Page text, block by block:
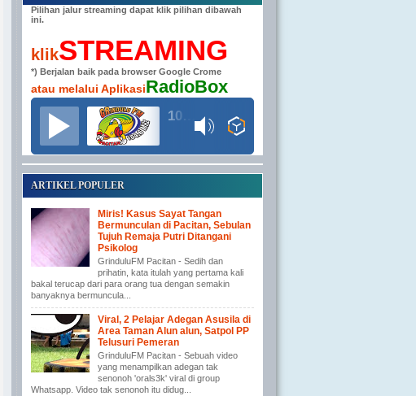
Pilihan jalur streaming dapat klik pilihan dibawah
ini.
klikSTREAMING
*) Berjalan baik pada browser Google Crome
atau melalui AplikasiRadioBox
ARTIKEL POPULER
Miris! Kasus Sayat Tangan
Bermunculan di Pacitan, Sebulan
Tujuh Remaja Putri Ditangani
Psikolog
GrinduluFM Pacitan - Sedih dan
prihatin, kata itulah yang pertama kali
bakal terucap dari para orang tua dengan semakin
banyaknya bermuncula...
Viral, 2 Pelajar Adegan Asusila di
Area Taman Alun alun, Satpol PP
Telusuri Pemeran
GrinduluFM Pacitan - Sebuah video
yang menampilkan adegan tak
senonoh 'orals3k' viral di group
Whatsapp. Video tak senonoh itu didug...